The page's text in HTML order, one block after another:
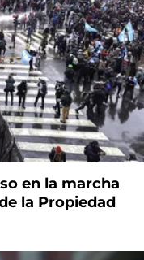
en la marcha
la Propiedad